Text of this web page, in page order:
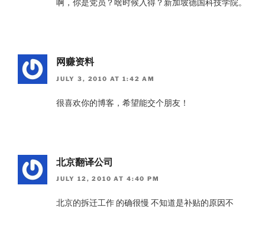
啊，你是党员？啥时候入得？新加坡德国科技学院。
网赚资料
JULY 3, 2010 AT 1:42 AM
很喜欢你的博客，希望能交个朋友！
北京翻译公司
JULY 12, 2010 AT 4:40 PM
北京的拆迁工作 的确很慢 不知道是补贴的原因不